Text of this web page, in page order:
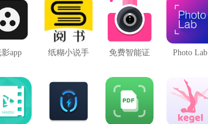
app 纸糊小说手 免费智能证 Photo Lab